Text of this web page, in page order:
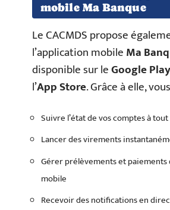
mobile Ma Banque
Le CACMDS propose
l’application mobileMa
disponible sur leGoogle
l’App Store. Grâce à elle,
Suivre l’état de vos comptes à
Lancer des virements
Gérer prélèvements et
mobile
Recevoir des notifications en